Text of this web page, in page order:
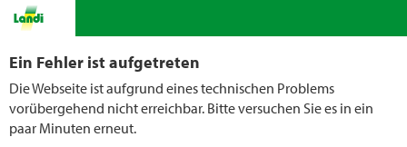
Ein Fehler ist aufgetreten
Die Webseite ist aufgrund eines technischen Problems
vorübergehend nicht erreichbar. Bitte versuchen Sie es in ein
paar Minuten erneut.